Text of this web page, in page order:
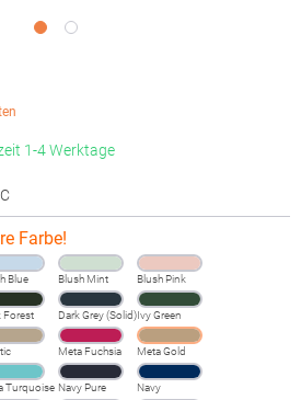
1-4 Werktage
Farbe!
Blue Blush Mint Blush Pink
Forest Dark Grey (Solid)Ivy Green
Meta Fuchsia Meta Gold
Turquoise Navy Pure Navy